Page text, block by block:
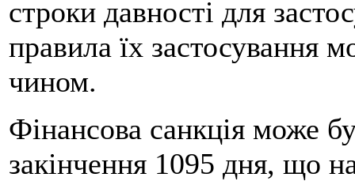
строки давності для
правила їх застосування
чином.
Фінансова санкція може
закінчення 1095 дня, що